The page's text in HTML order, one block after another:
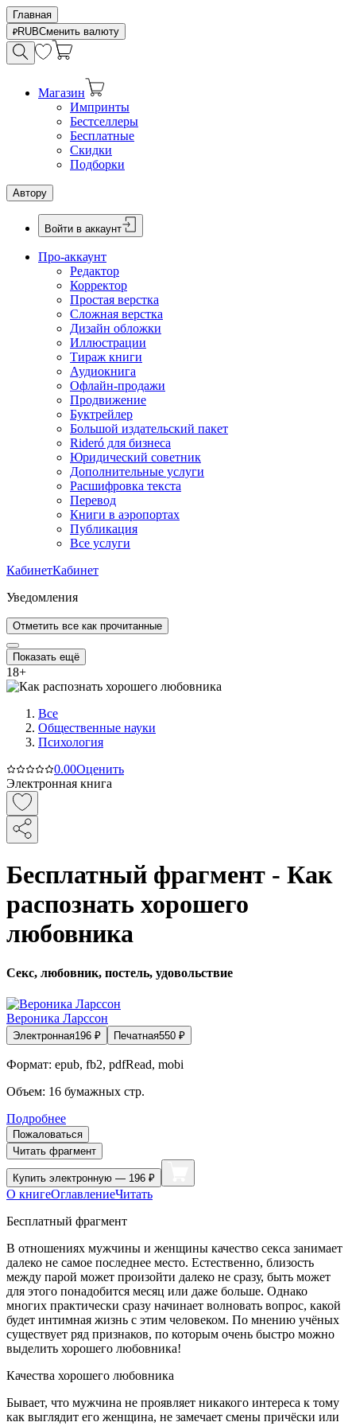
Главная
RUBСменить валюту
Магазин
Импринты
Бестселлеры
Бесплатные
Скидки
Подборки
Автору
Войти в аккаунт
Про-аккаунт
Редактор
Корректор
Простая верстка
Сложная верстка
Дизайн обложки
Иллюстрации
Тираж книги
Аудиокнига
Офлайн-продажи
Продвижение
Буктрейлер
Большой издательский пакет
Rideró для бизнеса
Юридический советник
Дополнительные услуги
Расшифровка текста
Перевод
Книги в аэропортах
Публикация
Все услуги
КабинетКабинет
Уведомления
Отметить все как прочитанные
Показать ещё
18+
Все
Общественные науки
Психология
0.00Оценить
Электронная книга
Бесплатный фрагмент - Как
распознать хорошего
любовника
Секс, любовник, постель, удовольствие
Вероника Ларссон
Электронная196 ₽ Печатная550 ₽
Формат: epub, fb2, pdfRead, mobi
Объем: 16 бумажных стр.
Подробнее
Пожаловаться
Читать фрагмент
Купить электронную — 196 ₽
О книгеОглавлениеЧитать
Бесплатный фрагмент
В отношениях мужчины и женщины качество секса занимает
далеко не самое последнее место. Естественно, близость
между парой может произойти далеко не сразу, быть может
для этого понадобится месяц или даже больше. Однако
многих практически сразу начинает волновать вопрос, какой
будет интимная жизнь с этим человеком. По мнению учёных
существует ряд признаков, по которым очень быстро можно
выделить хорошего любовника!
Качества хорошего любовника
Бывает, что мужчина не проявляет никакого интереса к тому
как выглядит его женщина, не замечает смены причёски или